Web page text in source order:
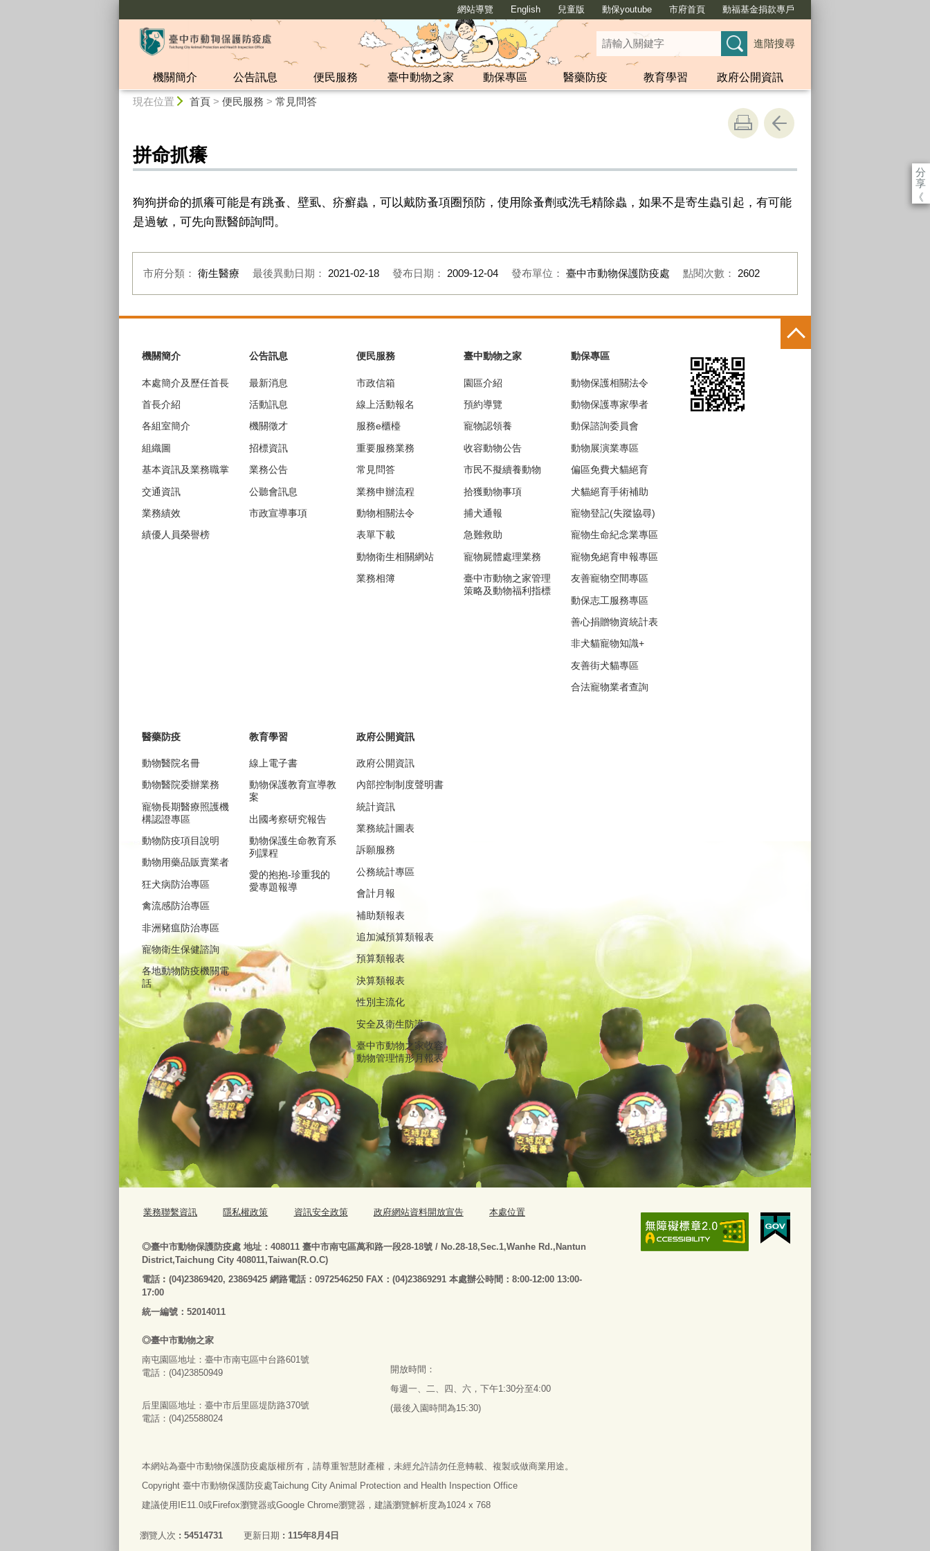
網站導覽 English 兒童版 動保youtube 市府首頁 動福基金捐款專戶
進階搜尋
機關簡介 公告訊息 便民服務 臺中動物之家 動保專區 醫藥防疫 教育學習
政府公開資訊
現在位置 首頁> 便民服務 > 常見問答
分
享
《
拼命抓癢
狗狗拼命的抓癢可能是有跳蚤、壁虱、疥癬蟲，可以戴防蚤項圈預防，使用除蚤劑或洗毛精除蟲，如果不是寄生蟲引起，有可能
是過敏，可先向獸醫師詢問。
市府分類： 衛生醫療 最後異動日期： 2021-02-18 發布日期： 2009-12-04 發布單位： 臺中市動物保護防疫處 點閱次數： 2602
機關簡介
本處簡介及歷任首長
首長介紹
各組室簡介
組織圖
基本資訊及業務職掌
交通資訊
業務績效
績優人員榮譽榜
公告訊息
最新消息
活動訊息
機關徵才
招標資訊
業務公告
公聽會訊息
市政宣導事項
便民服務
市政信箱
線上活動報名
服務e櫃檯
重要服務業務
常見問答
業務申辦流程
動物相關法令
表單下載
動物衛生相關網站
業務相簿
臺中動物之家
園區介紹
預約導覽
寵物認領養
收容動物公告
市民不擬續養動物
拾獲動物事項
捕犬通報
急難救助
寵物屍體處理業務
臺中市動物之家管理
策略及動物福利指標
動保專區
動物保護相關法令
動物保護專家學者
動保諮詢委員會
動物展演業專區
偏區免費犬貓絕育
犬貓絕育手術補助
寵物登記(失蹤協尋)
寵物生命紀念業專區
寵物免絕育申報專區
友善寵物空間專區
動保志工服務專區
善心捐贈物資統計表
非犬貓寵物知識+
友善街犬貓專區
合法寵物業者查詢
醫藥防疫
動物醫院名冊
動物醫院委辦業務
寵物長期醫療照護機
構認證專區
動物防疫項目說明
動物用藥品販賣業者
狂犬病防治專區
禽流感防治專區
非洲豬瘟防治專區
寵物衛生保健諮詢
各地動物防疫機關電
話
教育學習
線上電子書
動物保護教育宣導教
案
出國考察研究報告
動物保護生命教育系
列課程
愛的抱抱-珍重我的
愛專題報導
政府公開資訊
政府公開資訊
內部控制制度聲明書
統計資訊
業務統計圖表
訴願服務
公務統計專區
會計月報
補助類報表
追加減預算類報表
預算類報表
決算類報表
性別主流化
安全及衛生防護
臺中市動物之家收容
動物管理情形月報表
業務聯繫資訊 隱私權政策 資訊安全政策 政府網站資料開放宣告 本處位置
◎臺中市動物保護防疫處 地址：408011 臺中市南屯區萬和路一段28-18號 / No.28-18,Sec.1,Wanhe Rd.,Nantun
District,Taichung City 408011,Taiwan(R.O.C)
電話 ︰ (04)23869420, 23869425 網路電話：0972546250 FAX：(04)23869291 本處辦公時間：8:00-12:00 13:00-
17:00
統一編號：52014011
◎臺中市動物之家
南屯園區地址： 臺中市南屯區中台路601號
電話：(04)23850949
后里園區地址： 臺中市后里區堤防路370號
電話：(04)25588024
開放時間：
每週一、二、四、六，下午1:30分至4:00
(最後入園時間為15:30)
本網站為臺中市動物保護防疫處版權所有，請尊重智慧財產權，未經允許請勿任意轉載、複製或做商業用途。
Copyright 臺中市動物保護防疫處Taichung City Animal Protection and Health Inspection Office
建議使用IE11.0或Firefox瀏覽器或Google Chrome瀏覽器，建議瀏覽解析度為1024 x 768
瀏覽人次 54514731 更新日期 115年8月4日